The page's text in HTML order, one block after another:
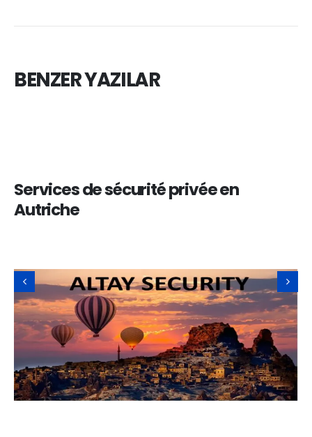
BENZER YAZILAR
Services de sécurité privée en
Autriche